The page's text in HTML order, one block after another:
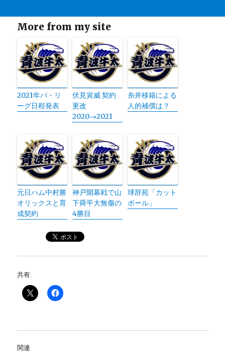
More from my site
2021年パ・リ
ーグ日程発表
伏見寅威 契約
更改
2020→2021
糸井移籍による
人的補償は？
元日ハム中村勝
オリックスと育
成契約
神戸開幕戦で山
下舜平大無傷の
4勝目
球辞苑「カット
ボール」
共有:
関連